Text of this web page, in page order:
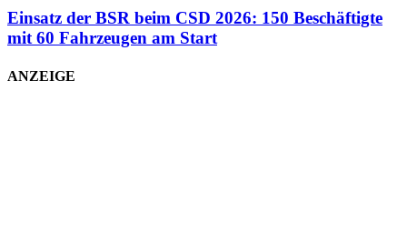
Einsatz der BSR beim CSD 2026: 150 Beschäftigte
mit 60 Fahrzeugen am Start
ANZEIGE